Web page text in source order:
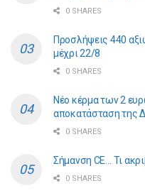
0 SHARES
Προσλήψεις 440
μέχρι 22/8
0 SHARES
Νέο κέρμα των 2
αποκατάσταση της
0 SHARES
Σήμανση CE… Τι
0 SHARES